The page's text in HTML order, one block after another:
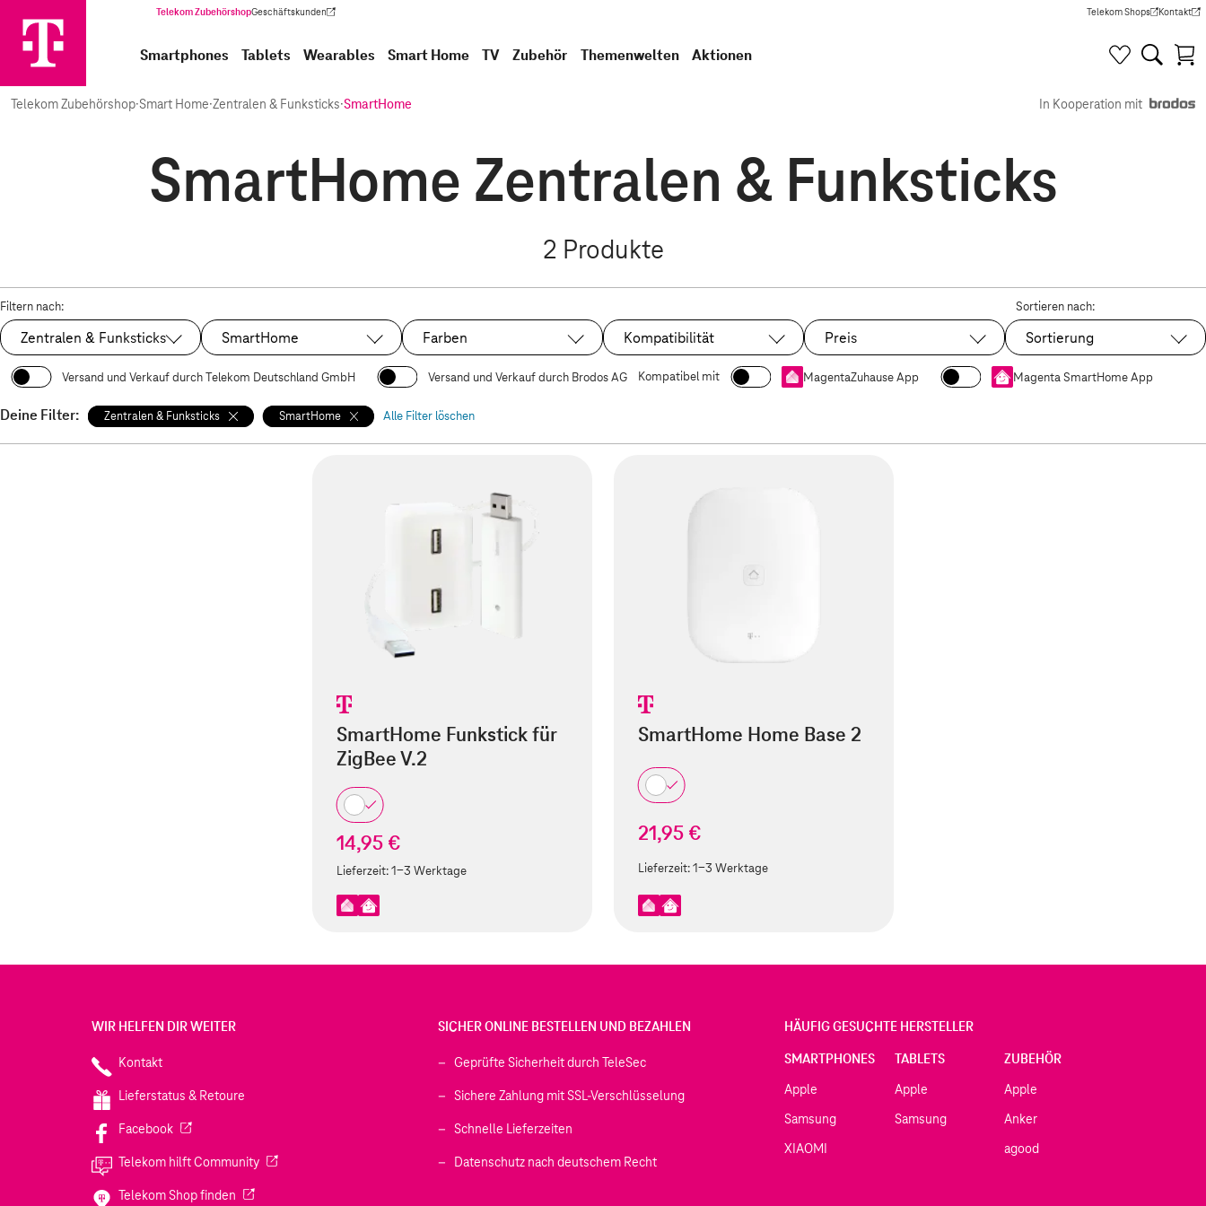
Telekom ZubehörshopGeschäftskunden
(Wird in einem neuen Tab geöffnet) Telekom Shops
(Wird in einem neuen Tab
Kontakt
(Wird in
Smartphones Tablets Wearables Smart Home TV Zubehör Themenwelten Aktionen
Telekom Zubehörshop·Smart Home·Zentralen & Funksticks·SmartHome In Kooperation mit
SmartHome Zentralen & Funksticks
2 Produkte
Filtern nach:
Ausgewählt:
Zentralen & Funksticks Ausgewählt:
SmartHome Farben Kompatibilität Preis
Sortieren nach:
Sortierung
Versand und Verkauf durch Telekom Deutschland GmbH Versand und Verkauf durch Brodos AG Kompatibel mit MagentaZuhause App Magenta SmartHome App
Deine Filter: Zentralen & Funksticks SmartHome Alle Filter löschen
SmartHome Funkstick für
ZigBee V.2
14,95 €
Lieferzeit:1-3 Werktage
SmartHome Home Base 2
21,95 €
Lieferzeit:1-3 Werktage
WIR HELFEN DIR WEITER
Kontakt
Lieferstatus & Retoure
Facebook(Wird in einem neuen Tab geöffnet)
Telekom hilft Community(Wird in einem neuen Tab geöffnet)
Telekom Shop finden (Wird in einem neuen Tab geöffnet)
SICHER ONLINE BESTELLEN UND BEZAHLEN
Geprüfte Sicherheit durch TeleSec
Sichere Zahlung mit SSL-Verschlüsselung
Schnelle Lieferzeiten
Datenschutz nach deutschem Recht
HÄUFIG GESUCHTE HERSTELLER
SMARTPHONES
Apple
Samsung
XIAOMI
TABLETS
Apple
Samsung
ZUBEHÖR
Apple
Anker
agood